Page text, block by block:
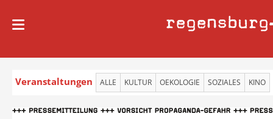
regensburg
Veranstaltungen ALLE KULTUR OEKOLOGIE SOZIALES KINO